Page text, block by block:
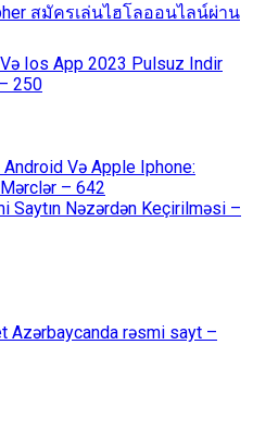
สมัครเล่นไฮโลออนไลน์ผ่าน
Ios App 2023 Pulsuz Indir
250
Və Apple Iphone:
– 642
Saytın Nəzərdən Keçirilməsi –
Azərbaycanda rəsmi sayt –